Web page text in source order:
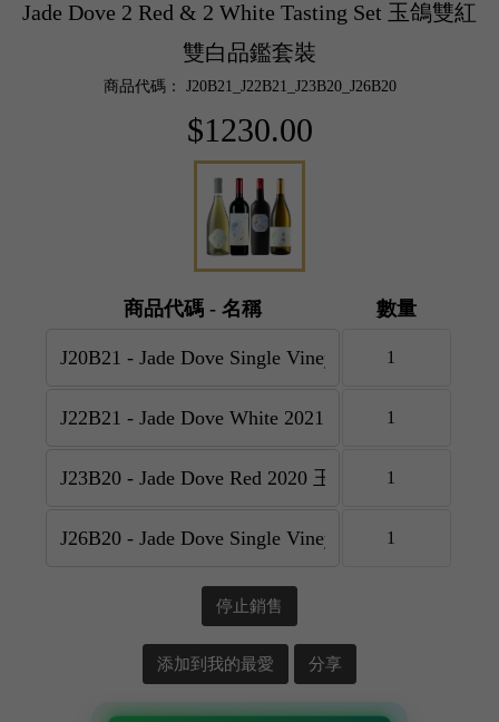
Jade Dove 2 Red & 2 White Tasting Set 玉鴿雙紅
雙白品鑑套裝
商品代碼： J20B21_J22B21_J23B20_J26B20
$1230.00
商品代碼 - 名稱 數量
停止銷售
添加到我的最愛 分享